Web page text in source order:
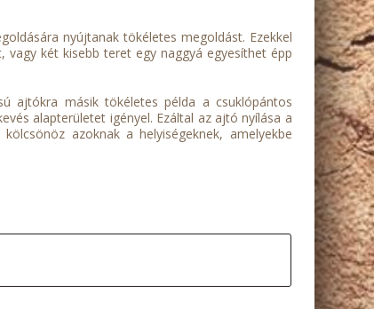
nyújtanak tökéletes megoldást. Ezekkel
két kisebb teret egy naggyá egyesíthet épp
ajtókra másik tökéletes példa a csuklópántos
alapterületet igényel. Ezáltal az ajtó nyílása a
azoknak a helyiségeknek, amelyekbe